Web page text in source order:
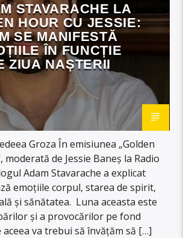
STAVARACHE LA
HOUR CU JESSIE:
SE MANIFESTĂ
ÎN FUNCȚIE
ZIUA NAȘTERII
Groza În emisiunea „Golden
moderată de Jessie Baneș la Radio
Adam Stavarache a explicat
emoțiile corpul, starea de spirit,
și sănătatea. Luna aceasta este
și a provocărilor pe fond
va trebui să învățăm să […]